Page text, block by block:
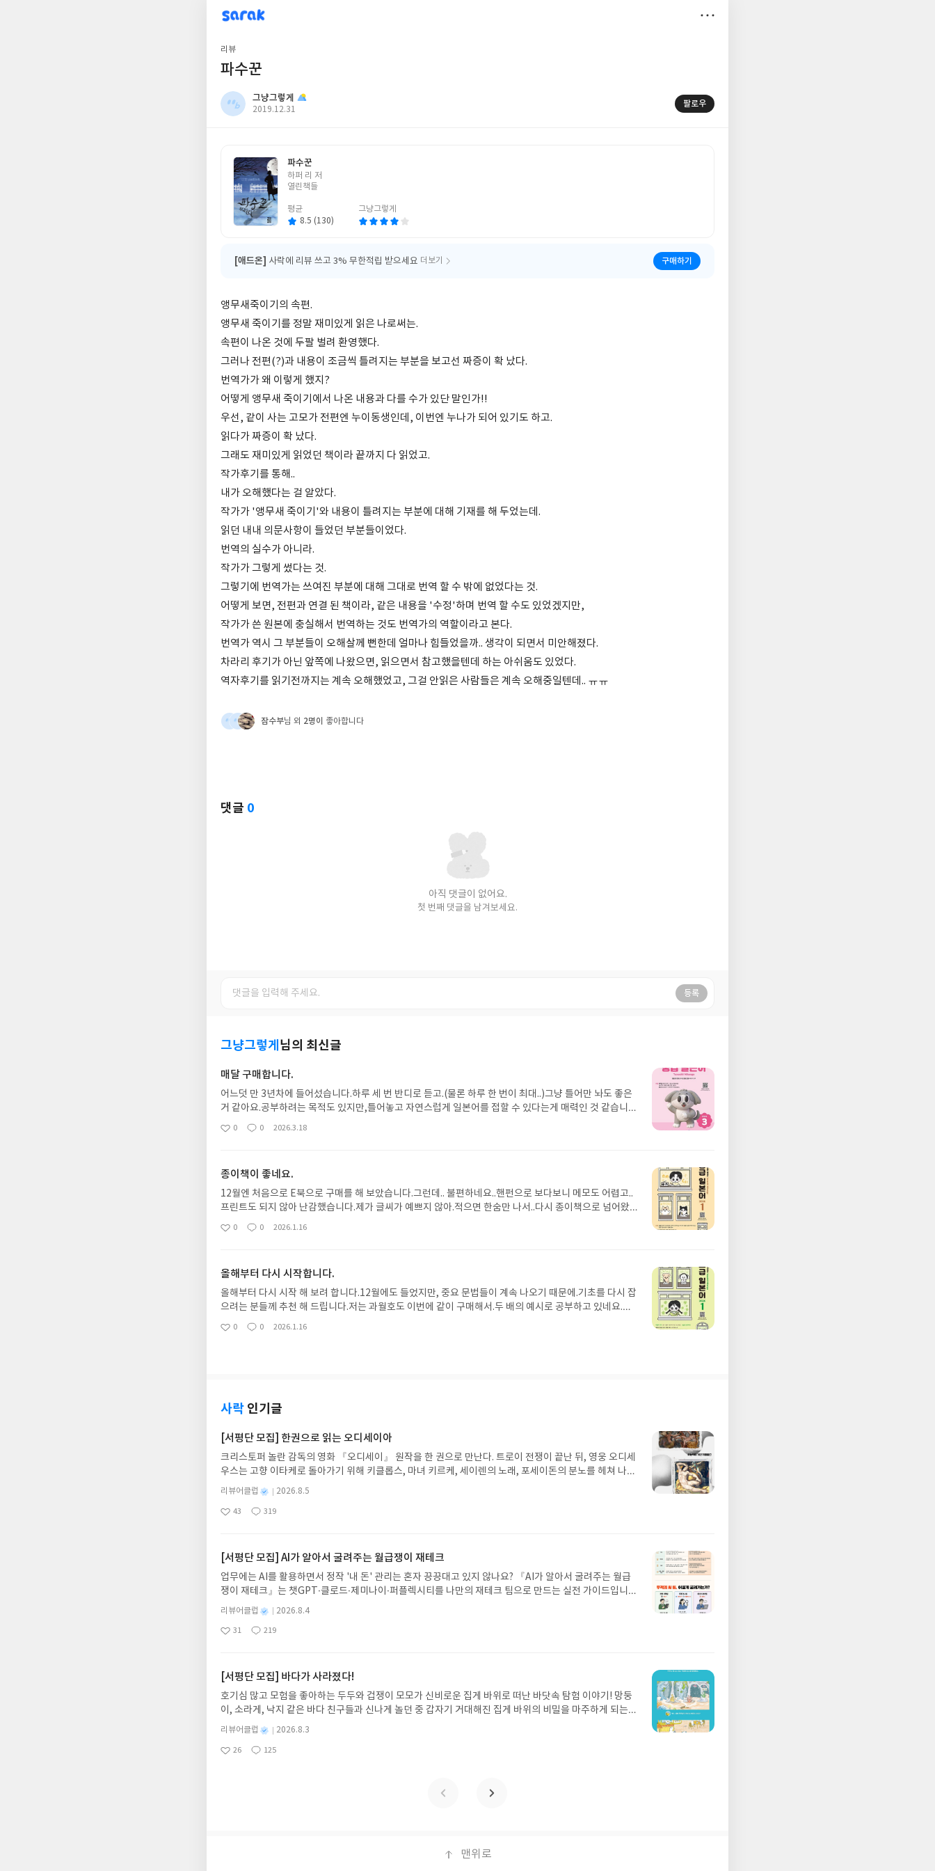
sarak
그냥그렇게
리뷰
파수꾼
그냥그렇게
작
2019.12.31
팔로우
파수꾼
글
쓴
하퍼 리 저
열린책들
평균
8.5 (130)
그냥그렇게
[애드온] 사락에 리뷰 쓰고 3% 무한적립 받으세요 더보기 구매하기
앵무새죽이기의 속편.
앵무새 죽이기를 정말 재미있게 읽은 나로써는.
속편이 나온 것에 두팔 벌려 환영했다.
그러나 전편(?)과 내용이 조금씩 틀려지는 부분을 보고선 짜증이 확 났다.
번역가가 왜 이렇게 했지?
어떻게 앵무새 죽이기에서 나온 내용과 다를 수가 있단 말인가!!
우선, 같이 사는 고모가 전편엔 누이동생인데, 이번엔 누나가 되어 있기도 하고.
읽다가 짜증이 확 났다.
그래도 재미있게 읽었던 책이라 끝까지 다 읽었고.
작가후기를 통해..
내가 오해했다는 걸 알았다.
작가가 '앵무새 죽이기'와 내용이 틀려지는 부분에 대해 기재를 해 두었는데.
읽던 내내 의문사항이 들었던 부분들이었다.
번역의 실수가 아니라.
작가가 그렇게 썼다는 것.
그렇기에 번역가는 쓰여진 부분에 대해 그대로 번역 할 수 밖에 없었다는 것.
어떻게 보면, 전편과 연결 된 책이라, 같은 내용을 '수정'하며 번역 할 수도 있었겠지만,
작가가 쓴 원본에 충실해서 번역하는 것도 번역가의 역할이라고 본다.
번역가 역시 그 부분들이 오해살께 뻔한데 얼마나 힘들었을까.. 생각이 되면서 미안해졌다.
차라리 후기가 아닌 앞쪽에 나왔으면, 읽으면서 참고했을텐데 하는 아쉬움도 있었다.
역자후기를 읽기전까지는 계속 오해했었고, 그걸 안읽은 사람들은 계속 오해중일텐데.. ㅠㅠ
잠수부님 외 2명이 좋아합니다
댓글 0
아직 댓글이 없어요.
첫 번째 댓글을 남겨보세요.
등록
그냥그렇게 님의 최신글
매달 구매합니다.
어느덧 만 3년차에 들어섰습니다.하루 세 번 반디로 듣고.(물론 하루 한 번이 최대..)그냥 틀어만 놔도 좋은
거 같아요.공부하려는 목적도 있지만,틀어놓고 자연스럽게 일본어를 접할 수 있다는게 매력인 것 같습니
다.그리고 중간중간 새로운 일본어를 알려주시는 것도 좋아요.
좋
0
댓
0
작
2026.3.18
종이책이 좋네요.
12월엔 처음으로 E북으로 구매를 해 보았습니다.그런데.. 불편하네요..핸펀으로 보다보니 메모도 어렵고..
프린트도 되지 않아 난감했습니다.제가 글씨가 예쁘지 않아.적으면 한숨만 나서..다시 종이책으로 넘어왔
네요.여튼 새해 첫 시작이고, 올해 말까지 꾸준히 공부 해 보렵니다.
좋
0
댓
0
작
2026.1.16
올해부터 다시 시작합니다.
올해부터 다시 시작 해 보려 합니다.12월에도 들었지만, 중요 문법들이 계속 나오기 때문에.기초를 다시 잡
으려는 분들께 추천 해 드립니다.저는 과월호도 이번에 같이 구매해서.두 배의 예시로 공부하고 있네요.제
발 올해는 꾸준했으면 좋겠습니다.
좋
0
댓
0
작
2026.1.16
사락 인기글
[서평단 모집] 한권으로 읽는 오디세이아
크리스토퍼 놀란 감독의 영화 『오디세이』 원작을 한 권으로 만난다. 트로이 전쟁이 끝난 뒤, 영웅 오디세
우스는 고향 이타케로 돌아가기 위해 키클롭스, 마녀 키르케, 세이렌의 노래, 포세이돈의 분노를 헤쳐 나간
다. 그리스 철학 전공자인 옮긴이가 호메로스의 방대한 24권 서사를 현대적이고 자연스러운 한국어로 풀
어내, 고전이 낯선 독자도 이야기의 흐름을 놓치지 않고 끝까지 읽을 수 있다. 3천 년을 이어 온 귀향과 모험
의 대서사시가 가장 읽기 편한 번역으로 새롭게 펼쳐진다.한권으로 읽는 오디세이아글쓴이호메로스 저/육
주소/연락처를 업데이트 해주세요! (선정 후 수정 불가)▶ 서평단 신청 방법 : 기대평 댓글을 작성해주세요!
글의 댓글로 신청해주세요.- 기존 YES블로그는 '사락'으로 개편되어 별도로 개설하지 않으셔도 됩니다. ▶
도서/상품 발송- 도서/상품은 최근 배송지가 아닌 회원정보상의 주소/연락처 (클릭 시 수정 가능)로 발송됩
니다.- 주소/연락처에 문제가 있을 시 선정에서 제외되거나 배송에서 누락될 수 있습니다(재발송 불가). ▶
리뷰 작성- 도서/상품을 받고 2주 이내 리뷰를 작성해주셔야 합니다. (포스트가 아닌 '리뷰'로 작성)- 기간
별
리뷰어클럽
성
2026.8.5
좋
43
댓
319
작
[서평단 모집] AI가 알아서 굴려주는 월급쟁이 재테크
업무에는 AI를 활용하면서 정작 '내 돈' 관리는 혼자 끙끙대고 있지 않나요? 『AI가 알아서 굴려주는 월급
쟁이 재테크』는 챗GPT·클로드·제미나이·퍼플렉시티를 나만의 재테크 팀으로 만드는 실전 가이드입니
다. 재무 진단부터 주식 투자, 부동산, 절세, 자산 관리 자동화 루틴까지, 코딩 없이도 프롬프트 하나로 20년
차 재무 전문가의 맞춤 조언을 받을 수 있습니다. 좋은 정보를 찾는 시대는 끝났습니다. 이제는 좋은 질문을
던지는 사람이 돈을 법니다. 경제적 자유를 앞당기고 싶은 월급쟁이라면, 이 책이 바로 그 시작입니다.AI가
주소/연락처 업데이트 : 신청 전 상품 받으실 주소/연락처를 업데이트 해주세요! (선정 후 수정 불가)▶ 서
평단 신청 방법 : 기대평 댓글을 작성해주세요! 먼저 작성한 리뷰를 올려주시면 당첨확률이 올라갑니다!! ※
신청 전, 꼭 확인해주세요!- '사락' 개설 후, 이 글의 댓글로 신청해주세요.- 기존 YES블로그는 '사락'으로
개편되어 별도로 개설하지 않으셔도 됩니다. ▶ 도서/상품 발송- 도서/상품은 최근 배송지가 아닌 회원정
보상의 주소/연락처 (클릭 시 수정 가능)로 발송됩니다.- 주소/연락처에 문제가 있을 시 선정에서 제외되거
나 배송에서 누락될 수 있습니다(재발송 불가). ▶ 리뷰 작성- 도서/상품을 받고 2주 이내 리뷰를 작성해주
셔야 합니다. (포스트가 아닌 '리뷰'로 작성)- 기간내 미작성, 불성실한 리뷰, 도서/상품과 무관한 리뷰 작성
별
리뷰어클럽
성
2026.8.4
좋
31
댓
219
작
[서평단 모집] 바다가 사라졌다!
호기심 많고 모험을 좋아하는 두두와 겁쟁이 모모가 신비로운 집게 바위로 떠난 바닷속 탐험 이야기! 망둥
이, 소라게, 낙지 같은 바다 친구들과 신나게 놀던 중 갑자기 거대해진 집게 바위의 비밀을 마주하게 되는
데, 과연 바다에 무슨 일이 벌어진 걸까요? 상상력을 자극하는 환상적인 해양 모험 동화 속으로 풍덩 빠져
보세요!바다가 사라졌다!글쓴이서휘 글출판사풀빛 예스24 바로가기 닫기모집인원 : 20명신청기간 : 202
6.08.03 ~ 2026.08.07발표일자 : 2026.08.13리뷰 작성기한 : 도서/상품 받고 2주 이내 ▶ 주소/연락처 업
해주세요!- '사락' 개설 후, 이 글의 댓글로 신청해주세요.- 기존 YES블로그는 '사락'으로 개편되어 별도로
스트가 아닌 '리뷰'로 작성)- 기간내 미작성, 불성실한 리뷰, 도서/상품과 무관한 리뷰 작성 시 이후 선정에
별
리뷰어클럽
성
2026.8.3
좋
26
댓
125
작
맨위로